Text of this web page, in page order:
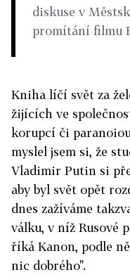
diskuse v
promítání filmu
Kniha líčí svět za
žijících ve
korupcí či
myslel jsem si, že
Vladimir Putin si
aby byl svět opět
dnes zažíváme
válku, v níž Rusové
říká Kanon, podle
nic dobrého".